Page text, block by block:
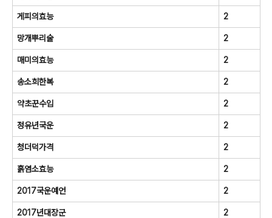
게피의효능 2
망개뿌리술 2
매미의효능 2
송소희한복 2
약초꾼수입 2
정유년국운 2
청더덕가격 2
흙염소효능 2
2017국운예언 2
2017년대장군 2